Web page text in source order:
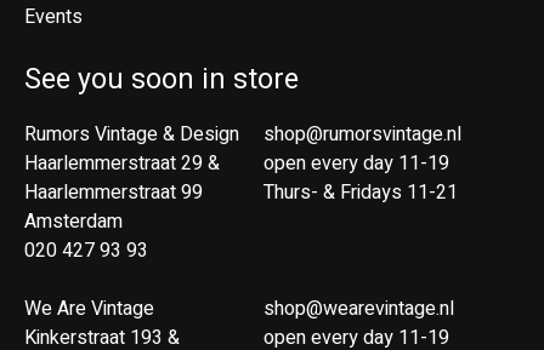
Events
See you soon in store
Rumors Vintage & Design
Haarlemmerstraat 29 &
Haarlemmerstraat 99
Amsterdam
020 427 93 93
We Are Vintage
Kinkerstraat 193 &
shop@rumorsvintage.nl
open every day 11-19
Thurs- & Fridays 11-21
shop@wearevintage.nl
open every day 11-19